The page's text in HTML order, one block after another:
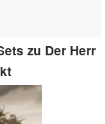
zu Der Herr